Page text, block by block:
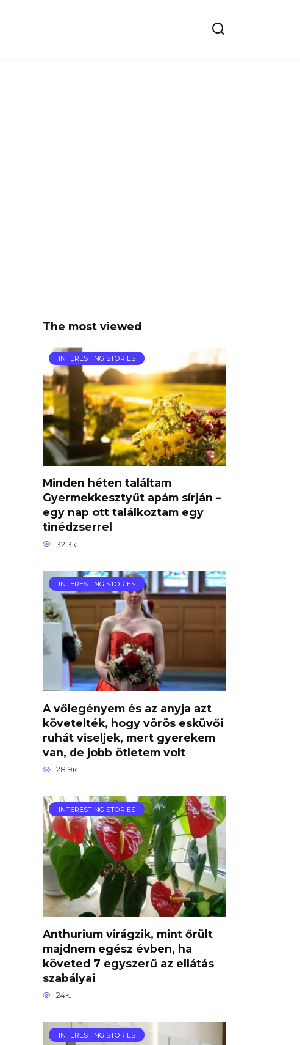
The most viewed
INTERESTING STORIES
Minden héten találtam
Gyermekkesztyűt apám sírján –
egy nap ott találkoztam egy
tinédzserrel
32.3к.
INTERESTING STORIES
A vőlegényem és az anyja azt
követelték, hogy vörös esküvői
ruhát viseljek, mert gyerekem
van, de jobb ötletem volt
28.9к.
INTERESTING STORIES
Anthurium virágzik, mint őrült
majdnem egész évben, ha
követed 7 egyszerű az ellátás
szabályai
24к.
INTERESTING STORIES